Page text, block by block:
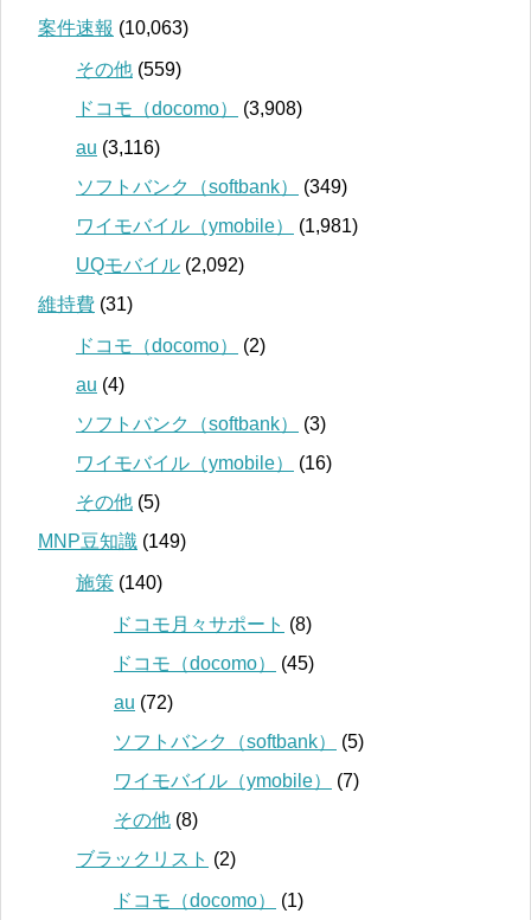
案件速報 (10,063)
その他 (559)
ドコモ（docomo）
(3,908)
au (3,116)
ソフトバンク（softbank）
(349)
ワイモバイル（ymobile）
(1,981)
UQモバイル (2,092)
維持費 (31)
ドコモ（docomo）
(2)
au (4)
ソフトバンク（softbank）
(3)
ワイモバイル（ymobile）
(16)
その他 (5)
MNP豆知識 (149)
施策 (140)
ドコモ月々サポート (8)
ドコモ（docomo）
(45)
au (72)
ソフトバンク（softbank）
(5)
ワイモバイル（ymobile）
(7)
その他 (8)
ブラックリスト (2)
ドコモ（docomo）
(1)